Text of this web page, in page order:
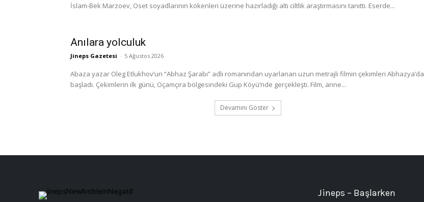
İslam-Bek Marzoev, Oset soyadlarının kökenleri üzerine hazırladığı altı ciltlik araştırmasını tanıttı. Eserde...
Anılara yolculuk
Jineps Gazetesi - 5 Ağustos 2026
Abaza yazar Oleg Etlukhov’un “Abhaz Şarabı” adlı romanından uyarlanan uzun metrajlı filmin çekimleri Abhazya’da
başladı. Çekimlerin ilk günü, Oçamçıra bölgesindeki Gup Köyü’nde gerçekleşti. Film, anne...
Devamını Göster
Jineps – Başlarken